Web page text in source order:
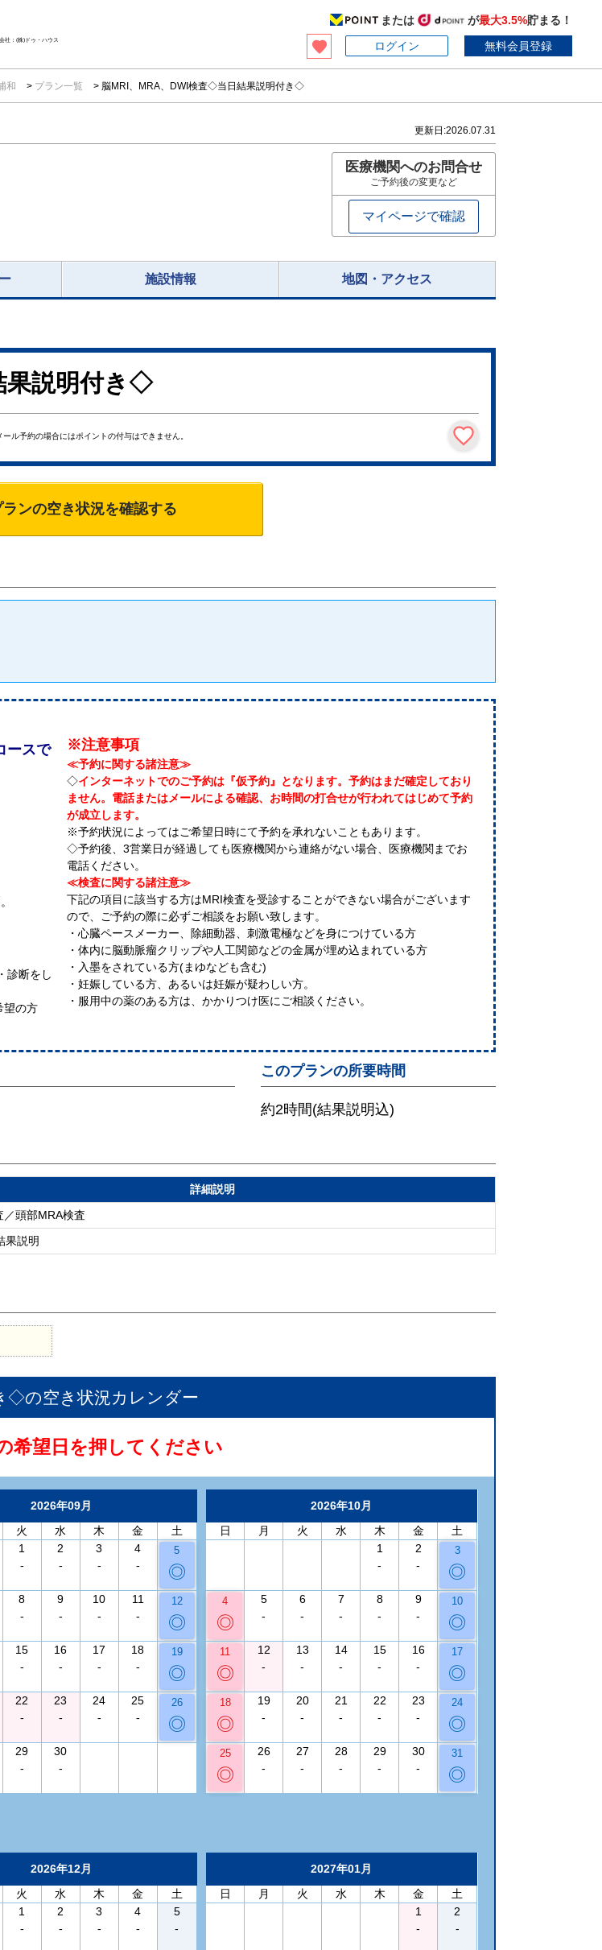
社：(株)ドゥ・ハウス
または が最大3.5%貯まる！
ログイン
無料会員登録
和 プラン一覧 脳MRI、MRA、DWI検査◇当日結果説明付き◇
更新日:2026.07.31
医療機関へのお問合せ
ご予約後の変更など
マイページで確認
施設情報 地図・アクセス
果説明付き◇
ル予約の場合にはポイントの付与はできません。
ンの空き状況を確認する
ースで
診断をし
望の方
※注意事項
≪予約に関する諸注意≫
◇インターネットでのご予約は『仮予約』となります。予約はまだ確定しており
ません。電話またはメールによる確認、お時間の打合せが行われてはじめて予約
が成立します。
※予約状況によってはご希望日時にて予約を承れないこともあります。
◇予約後、3営業日が経過しても医療機関から連絡がない場合、医療機関までお
電話ください。
≪検査に関する諸注意≫
下記の項目に該当する方はMRI検査を受診することができない場合がございます
ので、ご予約の際に必ずご相談をお願い致します。
・心臓ペースメーカー、除細動器、刺激電極などを身につけている方
・体内に脳動脈瘤クリップや人工関節などの金属が埋め込まれている方
・入墨をされている方(まゆなども含む)
・妊娠している方、あるいは妊娠が疑わしい方。
・服用中の薬のある方は、かかりつけ医にご相談ください。
このプランの所要時間
約2時間(結果説明込)
詳細説明
／頭部MRA検査
果説明
◇の空き状況カレンダー
希望日を押してください
2026年09月
火 水 木 金
土
1
-
2
-
3
-
4
-
5
◎
8
-
9
-
10
-
11
-
12
◎
15
-
16
-
17
-
18
-
19
◎
22
-
23
-
24
-
25
-
26
◎
29
-
30
-
2026年10月
日
月 火 水 木 金
土
1
-
2
-
3
◎
4
◎
5
-
6
-
7
-
8
-
9
-
10
◎
11
◎
12
-
13
-
14
-
15
-
16
-
17
◎
18
◎
19
-
20
-
21
-
22
-
23
-
24
◎
25
◎
26
-
27
-
28
-
29
-
30
-
31
◎
2026年12月
火 水 木 金
土
1
-
2
-
3
-
4
-
5
-
2027年01月
日
月 火 水 木 金
土
1
-
2
-